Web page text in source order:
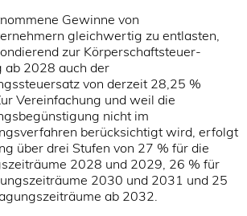
Gewinne von
gleichwertig zu entlasten,
zur Körperschaftsteuer-
ab 2028 auch der
von derzeit 28,25 %
Vereinfachung und weil die
nicht im
berücksichtigt wird, erfolgt
über drei Stufen von 27 % für die
2028 und 2029, 26 % für
2030 und 2031 und 25
ab 2032.